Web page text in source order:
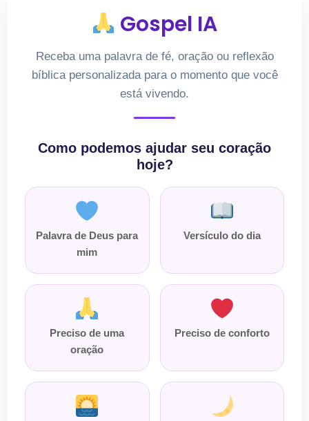
Gospel IA
Receba uma palavra de fé, oração ou reflexão
bíblica personalizada para o momento que você
está vivendo.
Como podemos ajudar seu coração
hoje?
Palavra de Deus para
mim
Versículo do dia
Preciso de uma
oração
Preciso de conforto